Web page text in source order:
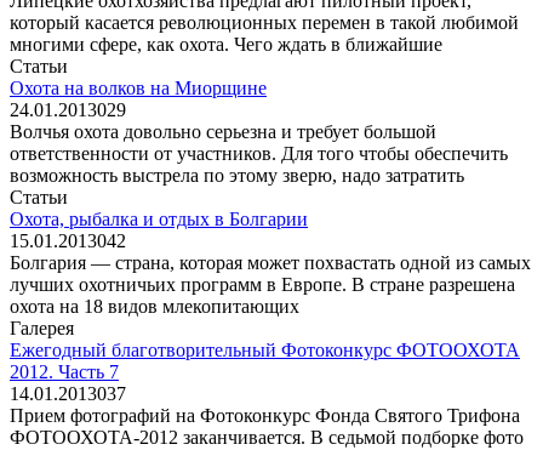
который касается революционных перемен в такой любимой
многими сфере, как охота. Чего ждать в ближайшие
Статьи
Охота на волков на Миорщине
24.01.2013029
Волчья охота довольно серьезна и требует большой
ответственности от участников. Для того чтобы обеспечить
возможность выстрела по этому зверю, надо затратить
Статьи
Охота, рыбалка и отдых в Болгарии
15.01.2013042
Болгария — страна, которая может похвастать одной из самых
лучших охотничьих программ в Европе. В стране разрешена
охота на 18 видов млекопитающих
Галерея
Ежегодный благотворительный Фотоконкурс ФОТООХОТА
2012. Часть 7
14.01.2013037
Прием фотографий на Фотоконкурс Фонда Святого Трифона
ФОТООХОТА-2012 заканчивается. В седьмой подборке фото